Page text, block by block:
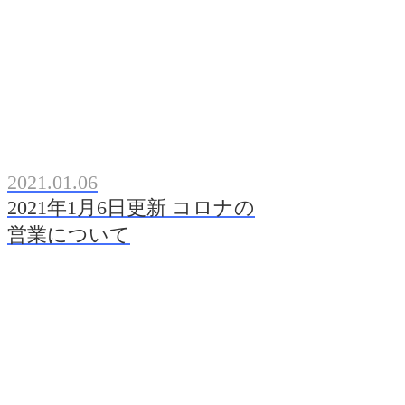
2021.01.06
2021年1月6日更新 コロナの
営業について